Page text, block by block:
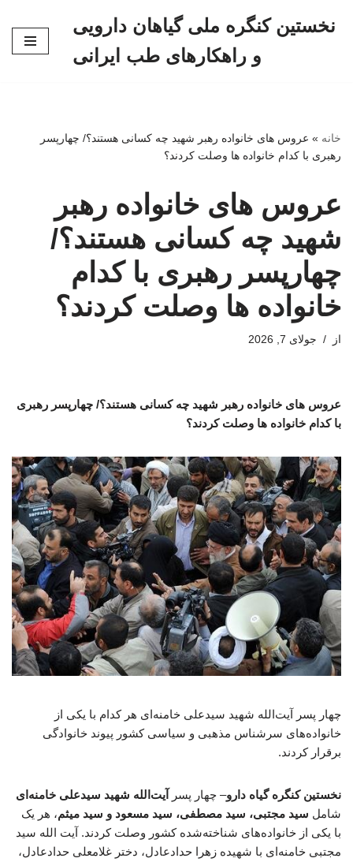
نخستین کنگره ملی گیاهان دارویی
و راهکارهای طب ایرانی
خانه » عروس های خانواده رهبر شهید چه کسانی هستند؟/ چهارپسر
رهبری با کدام خانواده ها وصلت کردند؟
عروس های خانواده رهبر
شهید چه کسانی هستند؟/
چهارپسر رهبری با کدام
خانواده ها وصلت کردند؟
از جولای 7, 2026
عروس های خانواده رهبر شهید چه کسانی هستند؟/ چهارپسر رهبری
با کدام خانواده ها وصلت کردند؟
چهار پسر آیت‌الله شهید سیدعلی خامنه‌ای هر کدام با یکی از
خانواده‌های سرشناس مذهبی و سیاسی کشور پیوند خانوادگی
برقرار کردند.
نخستین کنگره گیاه دارو– چهار پسر
آیت‌الله شهید سیدعلی خامنه‌ای
شامل سید مجتبی، سید مصطفی، سید مسعود و سید میثم، هر یک
با یکی از خانواده‌های شناخته‌شده کشور وصلت کردند. آیت الله سید
مجتبی خامنه‌ای با شهیده زهرا حدادعادل، دختر غلامعلی حدادعادل،